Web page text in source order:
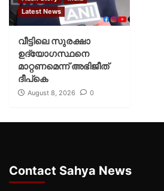
Latest News
വീട്ടിലെ സുരക്ഷാ
ഉദ്യോഗസ്ഥനെ
മാറ്റണമെന്ന് അഭിജീത്
ദീപ്‌കെ
August 8, 2026 0
Contact Sahya News